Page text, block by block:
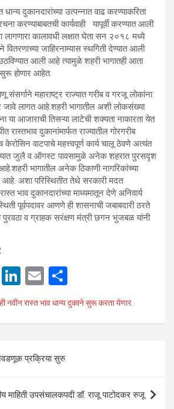
दुकानदारांच्या उत्पन्नात वाढ करण्याकरिता
करण्याबाबतची कार्यवाही यापूर्वी करण्यात आली
लागणारा कालावधी लक्षात घेता सन २०१८ मध्ये
वितरणाच्या जाहिरनाम्यास स्थगिती देण्यात आली
आली आहे त्यामुळे शहरी भागातही आता
होणार आहेत.
संसर्गाने महाराष्ट्र राज्यात गरीब व गरजू लोकांना
लागत आहे.शहरी भागातील अशी लोकसंख्या
आजाराची तिसऱ्या लाटेची शक्यता नाकारता येत
रास्तभाव दुकानांमार्फत राज्यातील गोरगरीब
वाटपाचे महत्त्वपूर्ण कार्य चालू ठेवणे अत्यंत
जुलै व ऑगस्ट पावसामुळे अनेक शहरात पुरसदृश
आहे.शहरी भागातील अनेक ठिकाणी नागरिकांच्या
अशा परिस्थितीत तेथे सरकारी मदत
भाव दुकानदारांच्या माध्यमातून देणे अनिवार्य
पूर्वपदावर आणणे ही शासनाची जबाबदारी ठरते
पुरवठा व ग्राहक सरंक्षण मंत्री छगन भुजबळ यांनी
T
tt
Li
n
n
E
m h
ar
नवीन रास्त भाव धान्य दुकाने सुरू करता येणार.
प्रक्रिया सुरु.
माहिती उपसंचालकपदी डॉ. राजू पाटोदकर रुजू